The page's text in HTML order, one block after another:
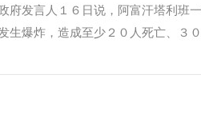
府发言人１６日说，阿富汗塔利班
生爆炸，造成至少２０人死亡、３０